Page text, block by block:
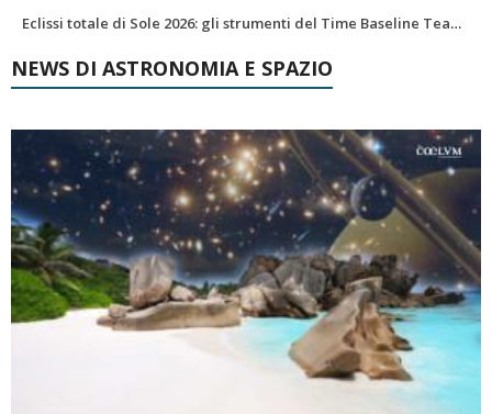
Abell 2255 nel radio più profondo di sempre: nuova mappa del campo magnetico di un ammasso di galassie
NEWS DI ASTRONOMIA E SPAZIO